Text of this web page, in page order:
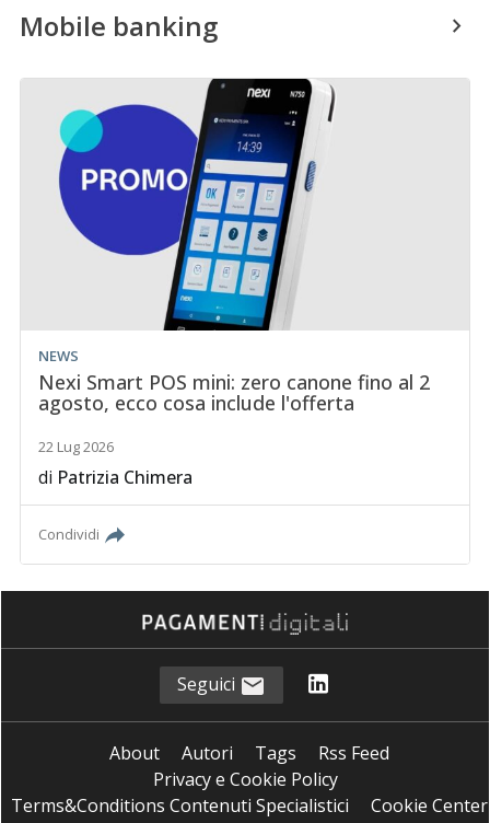
Mobile banking
NEWS
Nexi Smart POS mini: zero canone fino al 2
agosto, ecco cosa include l'offerta
22 Lug 2026
di Patrizia Chimera
Condividi
Seguici
About Autori Tags
Rss Feed
Privacy e Cookie Policy
Terms&Conditions Contenuti Specialistici
Cookie Center